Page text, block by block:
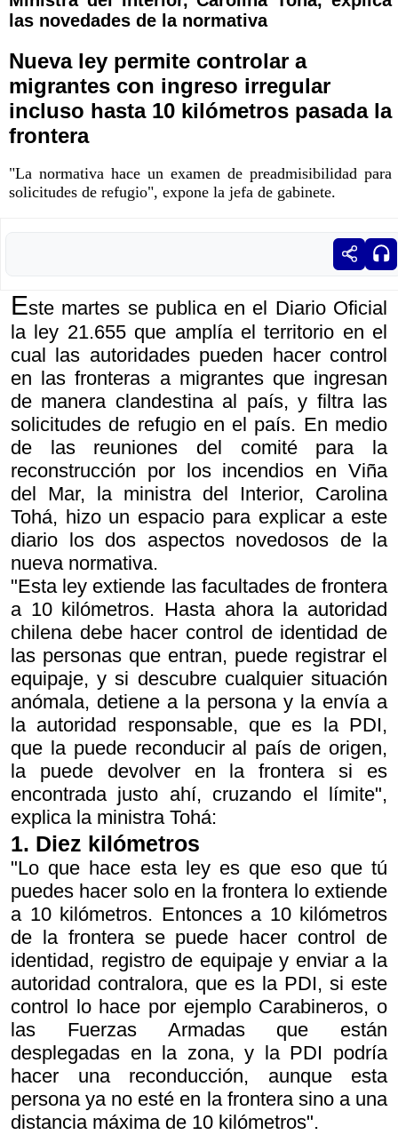
las novedades de la normativa
Nueva ley permite controlar a
migrantes con ingreso irregular
incluso hasta 10 kilómetros pasada la
frontera
"La normativa hace un examen de preadmisibilidad para
solicitudes de refugio", expone la jefa de gabinete.
Este martes se publica en el Diario Oficial
la ley 21.655 que amplía el territorio en el
cual las autoridades pueden hacer control
en las fronteras a migrantes que ingresan
de manera clandestina al país, y filtra las
solicitudes de refugio en el país. En medio
de las reuniones del comité para la
reconstrucción por los incendios en Viña
del Mar, la ministra del Interior, Carolina
Tohá, hizo un espacio para explicar a este
diario los dos aspectos novedosos de la
nueva normativa.
"Esta ley extiende las facultades de frontera
a 10 kilómetros. Hasta ahora la autoridad
chilena debe hacer control de identidad de
las personas que entran, puede registrar el
equipaje, y si descubre cualquier situación
anómala, detiene a la persona y la envía a
la autoridad responsable, que es la PDI,
que la puede reconducir al país de origen,
la puede devolver en la frontera si es
encontrada justo ahí, cruzando el límite",
explica la ministra Tohá:
1. Diez kilómetros
"Lo que hace esta ley es que eso que tú
puedes hacer solo en la frontera lo extiende
a 10 kilómetros. Entonces a 10 kilómetros
de la frontera se puede hacer control de
identidad, registro de equipaje y enviar a la
autoridad contralora, que es la PDI, si este
control lo hace por ejemplo Carabineros, o
las Fuerzas Armadas que están
desplegadas en la zona, y la PDI podría
hacer una reconducción, aunque esta
persona ya no esté en la frontera sino a una
distancia máxima de 10 kilómetros".